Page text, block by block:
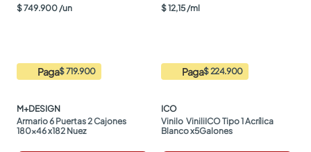
$749.900 /un
Paga$ 719.900
M+DESIGN
Armario 6 Puertas 2 Cajones
180x46 x182 Nuez
$12,15 /ml
Paga$ 224.900
ICO
Vinilo  ViniliICO Tipo 1 Acrílica
Blanco x5Galones